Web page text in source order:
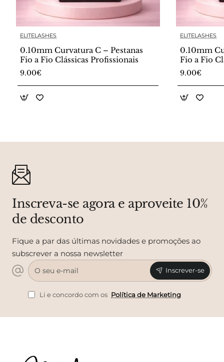
ELITELASHES
0.10mm Curvatura C – Pestanas
Fio a Fio Clássicas Profissionais
9.00€
ELITELASHES
0.10mm
Fio a Fio
9.00€
Inscreva-se agora e aproveite 10%
de desconto
Fique a par das últimas novidades e promoções ao
subscrever a nossa newsletter
O
seu
e-
mail
Inscrever-se
Li e concordo com os Política de Marketing